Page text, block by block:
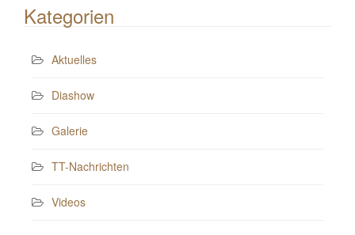
Kategorien
Aktuelles
Diashow
Galerie
TT-Nachrichten
Videos